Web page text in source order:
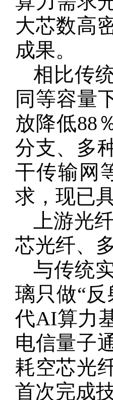
大芯数高
成果。
相比传
同等容量
放降低88
分支、多
干传输网
求，现已
上游光
芯光纤、
与传统
璃只做“
代AI算力
电信量子
耗空芯光
首次完成